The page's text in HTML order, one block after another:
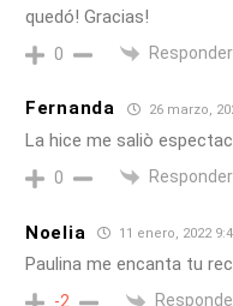
quedó! Gracias!
0 Responder
Fernanda 26 marzo,
La hice me saliò
0 Responder
Noelia 11 enero, 2022
Paulina me encanta tu
-2